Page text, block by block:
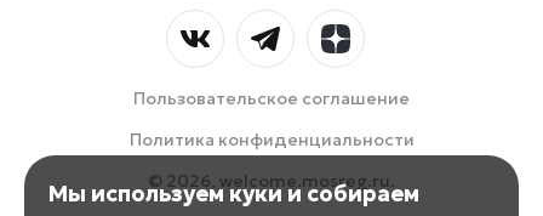
Пользовательское соглашение
Политика конфиденциальности
© 2026, welcome.mosreg.ru.
Мы используем куки и собираем